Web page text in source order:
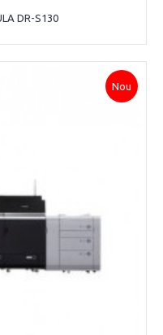
DR-S130
Nou